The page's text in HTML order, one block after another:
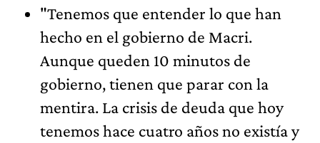
"Tenemos que entender lo que han
hecho en el gobierno de Macri.
Aunque queden 10 minutos de
gobierno, tienen que parar con la
mentira. La crisis de deuda que hoy
tenemos hace cuatro años no existía y